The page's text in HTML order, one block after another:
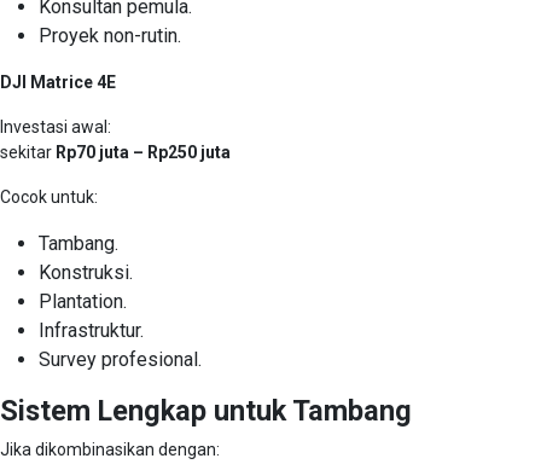
Konsultan pemula.
Proyek non-rutin.
DJI Matrice 4E
Investasi awal:
sekitar Rp70 juta – Rp250 juta
Cocok untuk:
Tambang.
Konstruksi.
Plantation.
Infrastruktur.
Survey profesional.
Sistem Lengkap untuk Tambang
Jika dikombinasikan dengan: